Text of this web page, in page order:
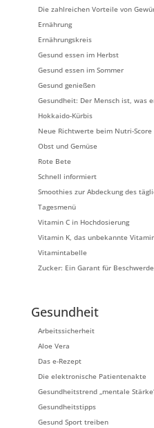
Die zahlreichen Vorteile von
Ernährung
Ernährungskreis
Gesund essen im Herbst
Gesund essen im Sommer
Gesund genießen
Gesundheit: Der Mensch ist, was
Hokkaido-Kürbis
Neue Richtwerte beim Nutri-Score
Obst und Gemüse
Rote Bete
Schnell informiert
Smoothies zur Abdeckung des
Tagesmenü
Vitamin C in Hochdosierung
Vitamin K, das unbekannte
Vitamintabelle
Zucker: Ein Garant für
Gesundheit
Arbeitssicherheit
Aloe Vera
Das e-Rezept
Die elektronische Patientenakte
Gesundheitstrend „mentale
Gesundheitstipps
Gesund Sport treiben